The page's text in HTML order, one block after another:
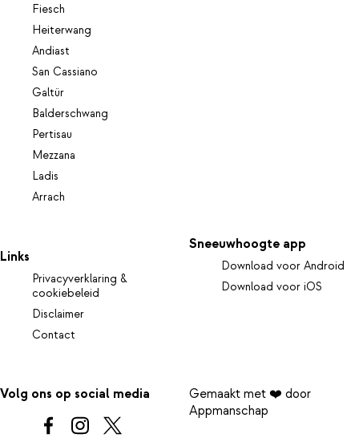
Fiesch
Heiterwang
Andiast
San Cassiano
Galtür
Balderschwang
Pertisau
Mezzana
Ladis
Arrach
Links
Privacyverklaring &
cookiebeleid
Disclaimer
Contact
Sneeuwhoogte app
Download voor Android
Download voor iOS
Volg ons op social media
Gemaakt met ❤️ door
Appmanschap